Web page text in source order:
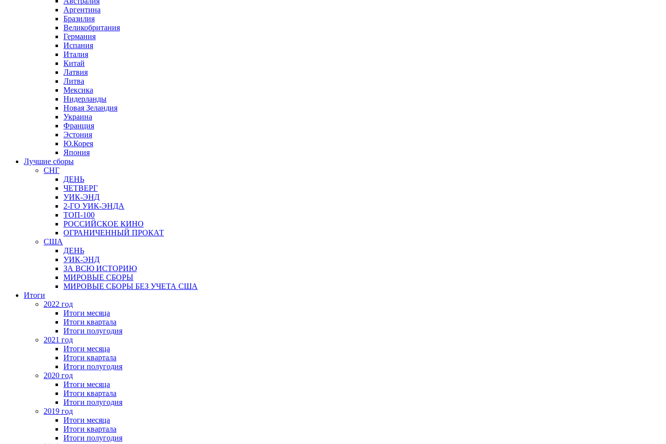
Аргентина
Бразилия
Великобритания
Германия
Испания
Италия
Китай
Латвия
Литва
Мексика
Нидерланды
Новая Зеландия
Украина
Франция
Эстония
Ю.Корея
Япония
Лучшие сборы
СНГ
ДЕНЬ
ЧЕТВЕРГ
УИК-ЭНД
2-ГО УИК-ЭНДА
ТОП-100
РОССИЙСКОЕ КИНО
ОГРАНИЧЕННЫЙ ПРОКАТ
США
ДЕНЬ
УИК-ЭНД
ЗА ВСЮ ИСТОРИЮ
МИРОВЫЕ СБОРЫ
МИРОВЫЕ СБОРЫ БЕЗ УЧЕТА США
Итоги
2022 год
Итоги месяца
Итоги квартала
Итоги полугодия
2021 год
Итоги месяца
Итоги квартала
Итоги полугодия
2020 год
Итоги месяца
Итоги квартала
Итоги полугодия
2019 год
Итоги месяца
Итоги квартала
Итоги полугодия